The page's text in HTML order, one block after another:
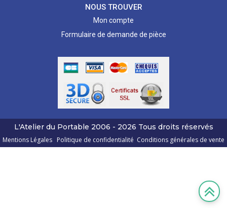
NOUS TROUVER
Mon compte
Formulaire de demande de pièce
L'Atelier du Portable 2006 - 2026 Tous droits réservés
Mentions Légales Politique de confidentialité Conditions générales de vente